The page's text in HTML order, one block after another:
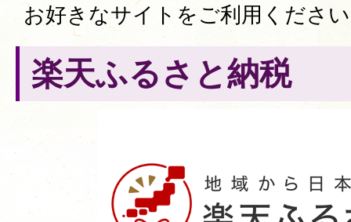
お好きなサイトをご利用くださ
楽天ふるさと納税